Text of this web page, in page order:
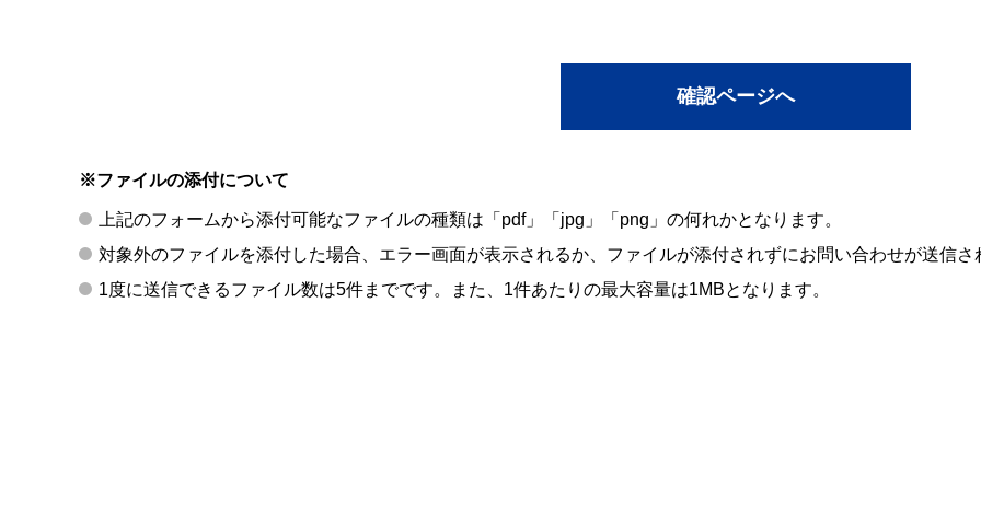
※ファイルの添付について
上記のフォームから添付可能なファイルの種類は「pdf」「jpg」「png」の何れかとなります。
対象外のファイルを添付した場合、エラー画面が表示されるか、ファイルが添付されずにお問い合わせが送信さ
1度に送信できるファイル数は5件までです。また、1件あたりの最大容量は1MBとなります。